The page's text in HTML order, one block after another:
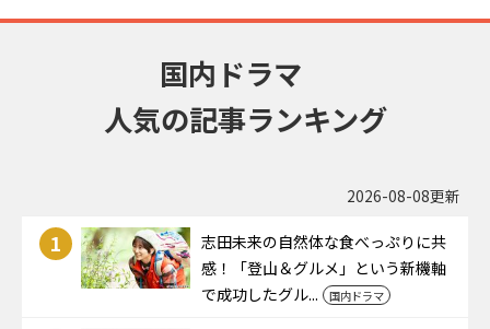
国内ドラマ
人気の記事ランキング
2026-08-08更新
1
志田未来の自然体な食べっぷりに共
感！「登山＆グルメ」という新機軸
で成功したグル...
国内ドラマ